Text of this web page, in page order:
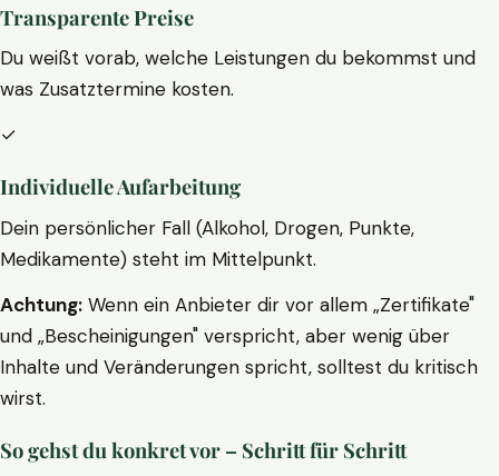
Transparente Preise
Du weißt vorab, welche Leistungen du bekommst und
was Zusatztermine kosten.
✓
Individuelle Aufarbeitung
Dein persönlicher Fall (Alkohol, Drogen, Punkte,
Medikamente) steht im Mittelpunkt.
Achtung: Wenn ein Anbieter dir vor allem „Zertifikate"
und „Bescheinigungen" verspricht, aber wenig über
Inhalte und Veränderungen spricht, solltest du kritisch
wirst.
So gehst du konkret vor – Schritt für Schritt